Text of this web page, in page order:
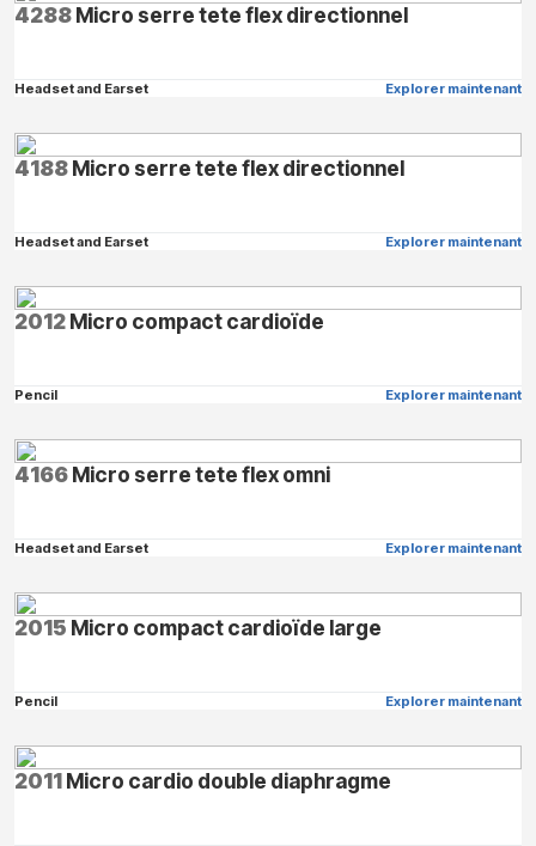
4288Micro serre tete flex directionnel
Headset and Earset Explorer maintenant
4188Micro serre tete flex directionnel
Headset and Earset Explorer maintenant
2012Micro compact cardioïde
Pencil Explorer maintenant
4166Micro serre tete flex omni
Headset and Earset Explorer maintenant
2015 Micro compact cardioïde large
Pencil Explorer maintenant
2011Micro cardio double diaphragme